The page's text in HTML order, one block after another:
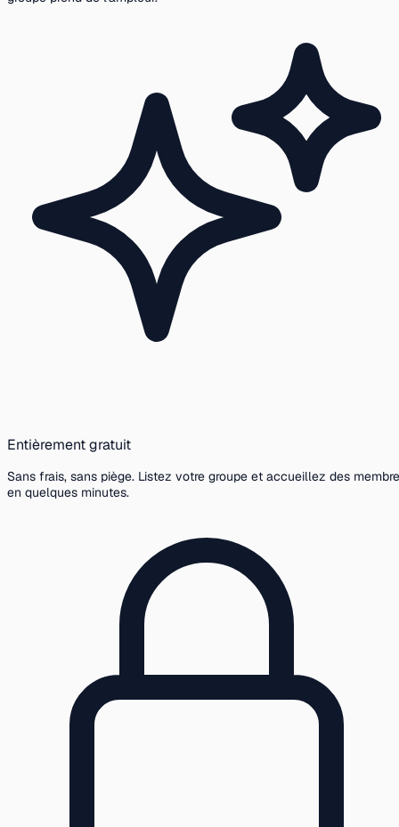
Entièrement gratuit
Sans frais, sans piège. Listez votre groupe et accueillez des
en quelques minutes.